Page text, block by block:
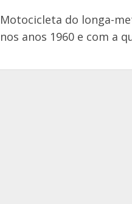
Motocicleta do longa-
nos anos 1960 e com a